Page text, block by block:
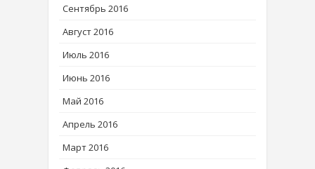
Сентябрь 2016
Август 2016
Июль 2016
Июнь 2016
Май 2016
Апрель 2016
Март 2016